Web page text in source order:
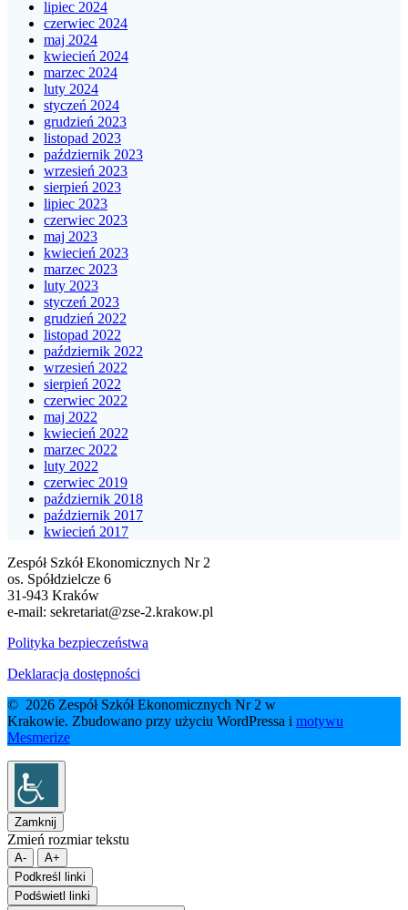
lipiec 2024
czerwiec 2024
maj 2024
kwiecień 2024
marzec 2024
luty 2024
styczeń 2024
grudzień 2023
listopad 2023
październik 2023
wrzesień 2023
sierpień 2023
lipiec 2023
czerwiec 2023
maj 2023
kwiecień 2023
marzec 2023
luty 2023
styczeń 2023
grudzień 2022
listopad 2022
październik 2022
wrzesień 2022
sierpień 2022
czerwiec 2022
maj 2022
kwiecień 2022
marzec 2022
luty 2022
czerwiec 2019
październik 2018
październik 2017
kwiecień 2017
Zespół Szkół Ekonomicznych Nr 2
os. Spółdzielcze 6
31-943 Kraków
e-mail: sekretariat@zse-2.krakow.pl
Polityka bezpieczeństwa
Deklaracja dostępności
© 2026 Zespół Szkół Ekonomicznych Nr 2 w
Krakowie. Zbudowano przy użyciu WordPressa i motywu
Mesmerize
Zamknij
Zmień rozmiar tekstu
A-
A+
Podkreśl linki
Podświetl linki